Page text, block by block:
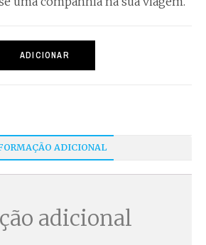
ADICIONAR
ADICIONAL
adicional